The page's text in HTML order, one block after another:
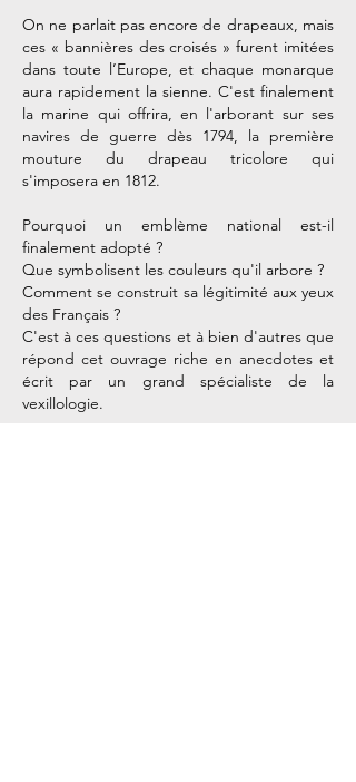
On ne parlait pas encore de drapeaux, mais
ces « bannières des croisés » furent imitées
dans toute l’Europe, et chaque monarque
aura rapidement la sienne. C'est finalement
la marine qui offrira, en l'arborant sur ses
navires de guerre dès 1794, la première
mouture du drapeau tricolore qui
s'imposera en 1812.
Pourquoi un emblème national est-il
finalement adopté ?
Que symbolisent les couleurs qu'il arbore ?
Comment se construit sa légitimité aux yeux
des Français ?
C'est à ces questions et à bien d'autres que
répond cet ouvrage riche en anecdotes et
écrit par un grand spécialiste de la
vexillologie.